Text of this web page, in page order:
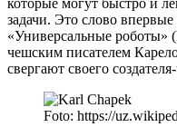
задачи. Это слово
«Универсальные роботы»
чешским писателем
свергают своего
Foto: https://